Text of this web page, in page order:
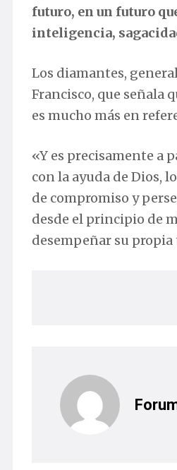
futuro, en un futuro
inteligencia,
Los diamantes,
Francisco, que señala
es mucho más en
«Y es precisamente a
con la ayuda de Dios,
de compromiso y
desde el principio de
desempeñar su propia